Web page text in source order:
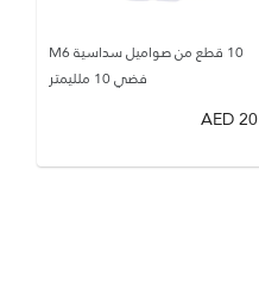
10 قطع من صواميل سداسية M6
فضي 10 ملليمتر
20
AED